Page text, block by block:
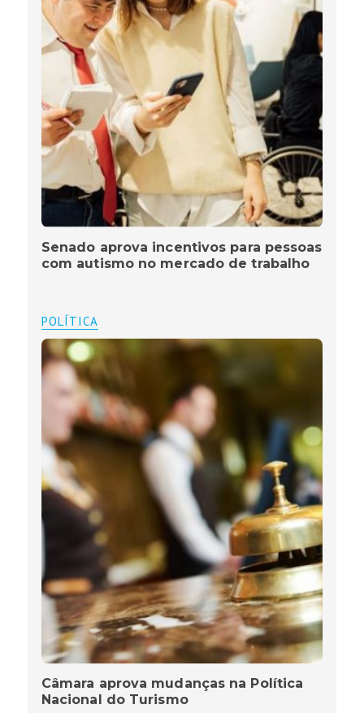
Senado aprova incentivos para pessoas
com autismo no mercado de trabalho
POLÍTICA
Câmara aprova mudanças na Política
Nacional do Turismo